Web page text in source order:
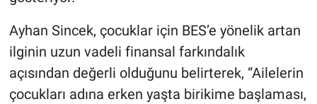
Ayhan Sincek, çocuklar için BES’e yönelik artan
ilginin uzun vadeli finansal farkındalık
açısından değerli olduğunu belirterek, “Ailelerin
çocukları adına erken yaşta birikime başlaması,